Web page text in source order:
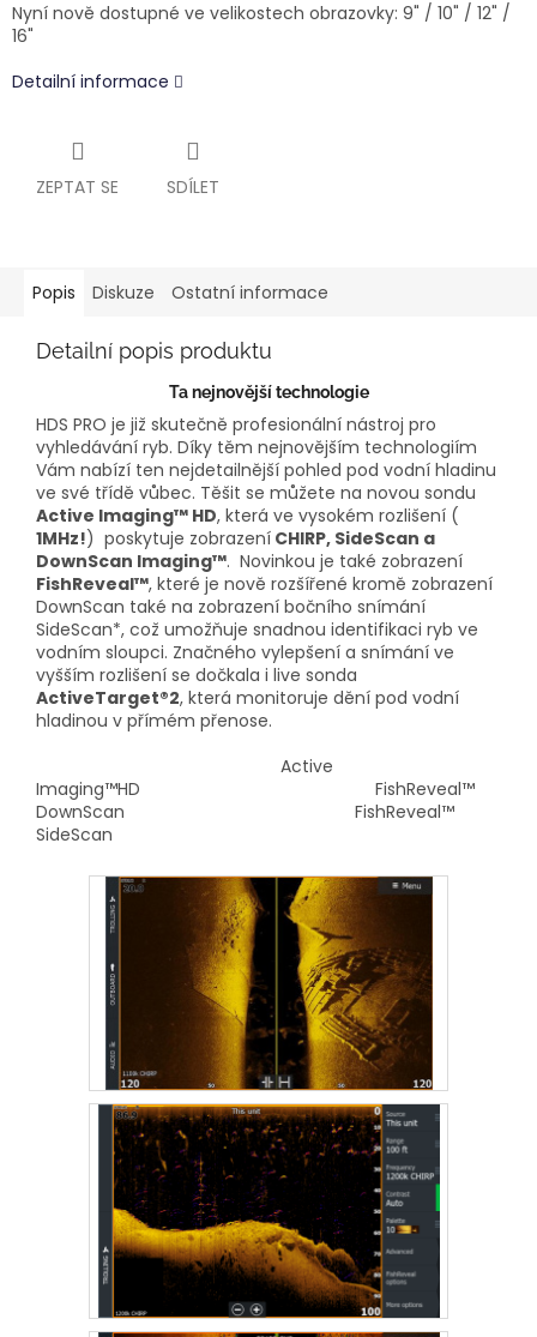
Nyní nově dostupné ve velikostech obrazovky: 9" / 10" / 12" /
16"
Detailní informace
ZEPTAT SE SDÍLET
Popis Diskuze Ostatní informace
Detailní popis produktu
Ta nejnovější technologie
HDS PRO je již skutečně profesionální nástroj pro
vyhledávání ryb. Díky těm nejnovějším technologiím
Vám nabízí ten nejdetailnější pohled pod vodní hladinu
ve své třídě vůbec. Těšit se můžete na novou sondu
Active Imaging™ HD, která ve vysokém rozlišení (
1MHz!) poskytuje zobrazení CHIRP, SideScan a
DownScan Imaging™. Novinkou je také zobrazení
FishReveal™, které je nově rozšířené kromě zobrazení
DownScan také na zobrazení bočního snímání
SideScan*, což umožňuje snadnou identifikaci ryb ve
vodním sloupci. Značného vylepšení a snímání ve
vyšším rozlišení se dočkala i live sonda
ActiveTarget®2, která monitoruje dění pod vodní
hladinou v přímém přenose.
Active
Imaging™HD FishReveal™
DownScan FishReveal™
SideScan